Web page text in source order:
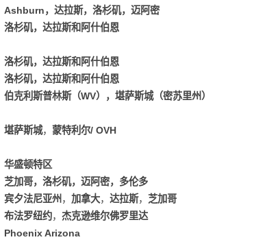
Ashburn，达拉斯，洛杉矶，迈阿密
洛杉矶，达拉斯和阿什伯恩
洛杉矶，达拉斯和阿什伯恩
洛杉矶，达拉斯和阿什伯恩
伯克利斯普林斯（WV），堪萨斯城（密苏里州）
堪萨斯城， 蒙特利尔/ OVH
华盛顿特区
芝加哥，洛杉矶，迈阿密，多伦多
宾夕法尼亚州 ， 加拿大， 达拉斯， 芝加哥
布法罗纽约， 杰克逊维尔佛罗里达
Phoenix Arizona